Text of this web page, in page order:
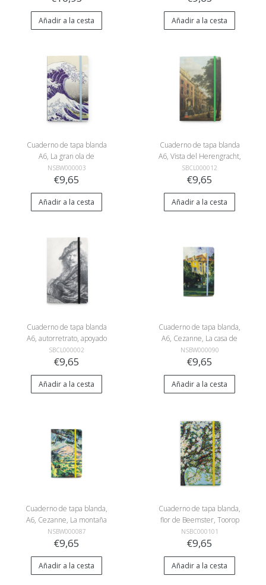
Añadir a la cesta Añadir a la cesta
Cuaderno de tapa blanda
A6, La gran ola de
Kanagawa, Hokusai
NSBW000003
€9,65
Añadir a la cesta
Cuaderno de tapa blanda
A6, Vista del Herengracht,
Keun
SBCL000012
€9,65
Añadir a la cesta
Cuaderno de tapa blanda
A6, autorretrato, apoyado
en una piedra, Rembrandt
SBCL000002
€9,65
Añadir a la cesta
Cuaderno de tapa blanda,
A6, Cezanne, La casa de
Jas de Bouffan
NSBW000090
€9,65
Añadir a la cesta
Cuaderno de tapa blanda,
A6, Cezanne, La montaña
Sainte-Victoire
NSBW000087
€9,65
Añadir a la cesta
Cuaderno de tapa blanda,
flor de Beemster, Toorop
NSBC000101
€9,65
Añadir a la cesta